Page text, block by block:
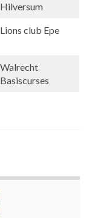
Hilversum
Lions club Epe
Walrecht
Basiscurses